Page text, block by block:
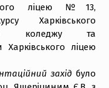
ліцею №13,
Харківського
коледжу та
ліцею
захід було